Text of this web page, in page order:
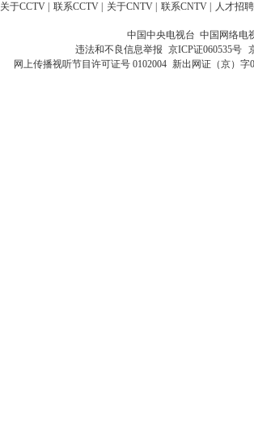
关于CCTV 联系CCTV 关于CNTV 联系CNTV 人才招聘
中国中央电视台 中国网络电
违法和不良信息举报 京ICP证060535号
网上传播视听节目许可证号 0102004 新出网证（京）